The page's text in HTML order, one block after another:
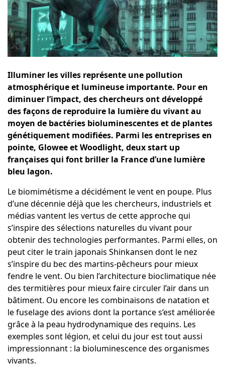
Illuminer les villes représente une pollution
atmosphérique et lumineuse importante. Pour en
diminuer l’impact, des chercheurs ont développé
des façons de reproduire la lumière du vivant au
moyen de bactéries bioluminescentes et de plantes
génétiquement modifiées. Parmi les entreprises en
pointe, Glowee et Woodlight, deux start up
françaises qui font briller la France d’une lumière
bleu lagon.
Le biomimétisme a décidément le vent en poupe. Plus
d’une décennie déjà que les chercheurs, industriels et
médias vantent les vertus de cette approche qui
s’inspire des sélections naturelles du vivant pour
obtenir des technologies performantes. Parmi elles, on
peut citer le train japonais Shinkansen dont le nez
s’inspire du bec des martins-pêcheurs pour mieux
fendre le vent. Ou bien l’architecture bioclimatique née
des termitières pour mieux faire circuler l’air dans un
bâtiment. Ou encore les combinaisons de natation et
le fuselage des avions dont la portance s’est améliorée
grâce à la peau hydrodynamique des requins. Les
exemples sont légion, et celui du jour est tout aussi
impressionnant : la bioluminescence des organismes
vivants.